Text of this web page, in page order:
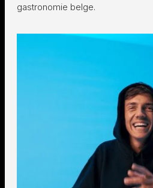
gastronomie belge.